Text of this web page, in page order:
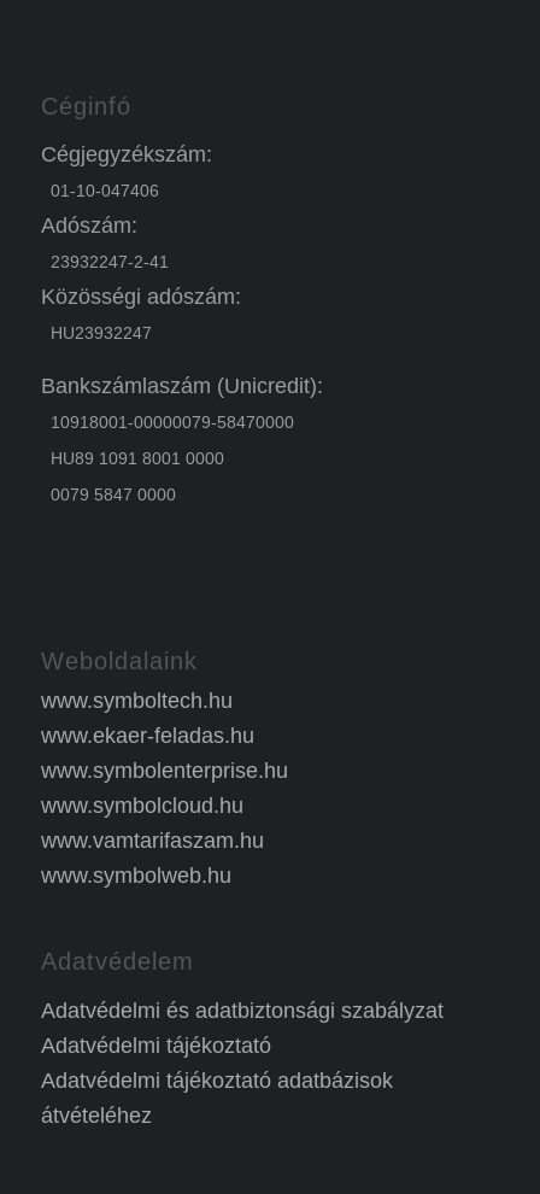
Céginfó
Cégjegyzékszám:
01-10-047406
Adószám:
23932247-2-41
Közösségi adószám:
HU23932247
Bankszámlaszám (Unicredit):
10918001-00000079-58470000
HU89 1091 8001 0000
0079 5847 0000
Weboldalaink
www.symboltech.hu
www.ekaer-feladas.hu
www.symbolenterprise.hu
www.symbolcloud.hu
www.vamtarifaszam.hu
www.symbolweb.hu
Adatvédelem
Adatvédelmi és adatbiztonsági szabályzat
Adatvédelmi tájékoztató
Adatvédelmi tájékoztató adatbázisok
átvételéhez